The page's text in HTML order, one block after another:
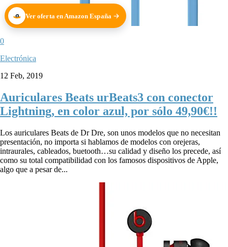
Ver oferta en Amazon España
0
Electrónica
12 Feb, 2019
Auriculares Beats urBeats3 con conector
Lightning, en color azul, por sólo 49,90€!!
Los auriculares Beats de Dr Dre, son unos modelos que no necesitan
presentación, no importa si hablamos de modelos con orejeras,
intraurales, cableados, buetooth…su calidad y diseño los precede, así
como su total compatibilidad con los famosos dispositivos de Apple,
algo que a pesar de...